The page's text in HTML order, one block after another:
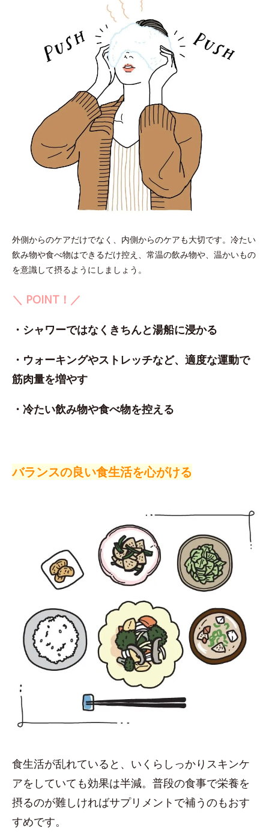
外側からのケアだけでなく、内側からのケアも大切です。冷たい
飲み物や食べ物はできるだけ控え、常温の飲み物や、温かいもの
を意識して摂るようにしましょう。
＼ POINT！／
・シャワーではなくきちんと湯船に浸かる
・ウォーキングやストレッチなど、適度な運動で
筋肉量を増やす
・冷たい飲み物や食べ物を控える
バランスの良い食生活を心がける
食生活が乱れていると、いくらしっかりスキンケ
アをしていても効果は半減。普段の食事で栄養を
摂るのが難しければサプリメントで補うのもおす
すめです。